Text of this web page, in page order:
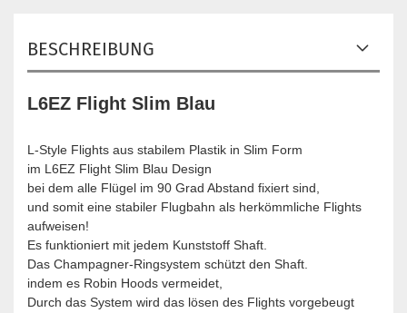
BESCHREIBUNG
L6EZ Flight Slim Blau
L-Style Flights aus stabilem Plastik in Slim Form
im L6EZ Flight Slim Blau Design
bei dem alle Flügel im 90 Grad Abstand fixiert sind,
und somit eine stabiler Flugbahn als herkömmliche Flights
aufweisen!
Es funktioniert mit jedem Kunststoff Shaft.
Das Champagner-Ringsystem schützt den Shaft.
indem es Robin Hoods vermeidet,
Durch das System wird das lösen des Flights vorgebeugt